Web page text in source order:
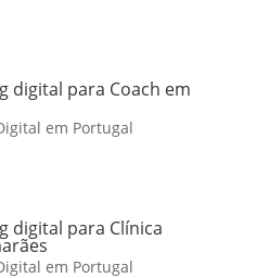
digital para Coach em
em Portugal
digital para Clínica
em Portugal